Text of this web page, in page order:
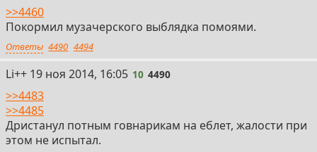
>>4460
Покормил музачерского выблядка помоями.
Ответы 4490 4494
Li++ 10
19 ноя 2014, 16:05 10 4490
>>4483
>>4485
Дристанул потным говнарикам на еблет, жалости при
этом не испытал.